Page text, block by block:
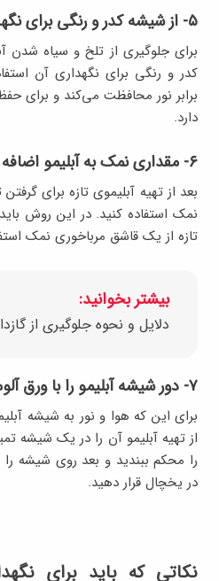
۵- از شیشه کدر و رنگی برای نگهداری آبلیمو استفاده کنید
برای جلوگیری از تلخ و سیاه شدن
کدر و رنگی برای نگهداری آن
برابر نور محافظت می‌کند و برای
دارد.
۶- مقداری نمک به آبلیمو اضافه کنید
بعد از تهیه آبلیموی تازه برای
نمک استفاده کنید. در این روش
تازه از یک قاشق مرباخوری نمک
بیشتر بخوانید:
دلایل و نحوه جلوگیری از
۷- دور شیشه آبلیمو را با ورق آلومینیوم بپوشانید
برای این که هوا و نور به شیشه
از تهیه آبلیمو آن را در یک شیشه
را محکم ببندید و بعد روی شیشه را
در یخچال قرار دهید.
نکاتی که باید برای